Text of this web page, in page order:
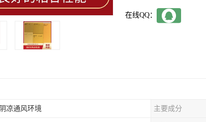
在线QQ：
阴凉通风环境 主要成分